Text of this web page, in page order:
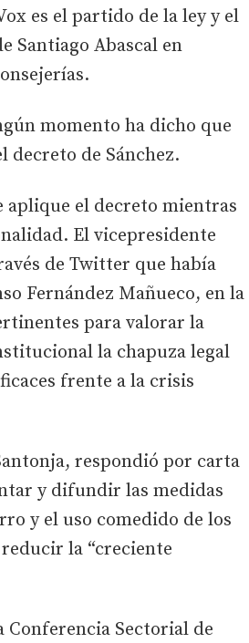
es el partido de la ley y el
Santiago Abascal en
momento ha dicho que
decreto de Sánchez.
aplique el decreto mientras
El vicepresidente
de Twitter que había
Fernández Mañueco, en la
para valorar la
la chapuza legal
frente a la crisis
respondió por carta
y difundir las medidas
y el uso comedido de los
la “creciente
Conferencia Sectorial de